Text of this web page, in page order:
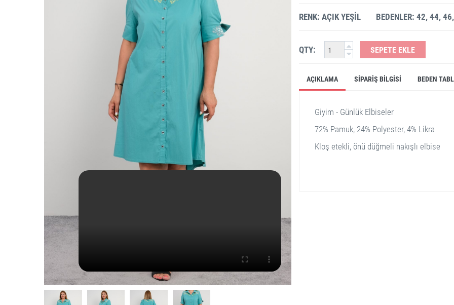
RENK: AÇIK YEŞIL BEDENLER: 42, 44,
QTY: SEPETE EKLE
AÇIKLAMA SIPARIŞ BILGISI BEDEN
Giyim - Günlük Elbiseler
72% Pamuk, 24% Polyester, 4% Likra
Kloş etekli, önü düğmeli nakışlı elbise